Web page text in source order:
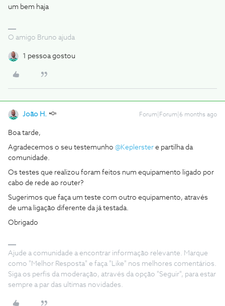
um bem haja
O amigo Bruno ajuda
1 pessoa gostou
João H. Forum|Forum|6 months ago
Boa tarde,
Agradecemos o seu testemunho ​ @Keplerster e partilha da
comunidade.
Os testes que realizou foram feitos num equipamento ligado por
cabo de rede ao router?
Sugerimos que faça um teste com outro equipamento, através
de uma ligação diferente da já testada.
Obrigado
Ajude a comunidade a encontrar informação relevante. Marque
como "Melhor Resposta" e faça "Like" nos melhores comentários.
Siga os perfis da moderação, através da opção "Seguir", para estar
sempre a par das ultimas novidades.